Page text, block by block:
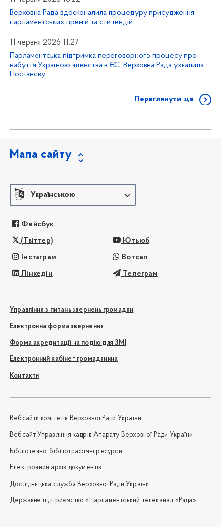
Верховна Рада вдосконалила процедуру присудження
парламентських премій та стипендій
11 червня 2026 11:27
Парламентська підтримка переговорного процесу про
набуття Україною членства в ЄС: Верховна Рада ухвалила
Постанову
Переглянути ще
Мапа сайту
Українською
Фейсбук
(Твіттер) Ютьюб
Інстаграм Вотсап
Лінкедін Телеграм
Управління з питань звернень громадян
Електронна форма звернення
Форма акредитації на подію для ЗМІ
Електронний кабінет громадянина
Контакти
Вебсайти комітетів Верховної Ради України
Вебсайт Управління кадрів Апарату Верховної Ради України
Бібліотечно-бібліографічні ресурси
Електронний архів документів
Дослідницька служба Верховної Ради України
Державне підприємство «Парламентський телеканал «Рада»